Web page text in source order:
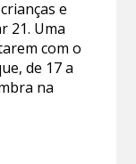
e
21. Uma
com o
de 17 a
na